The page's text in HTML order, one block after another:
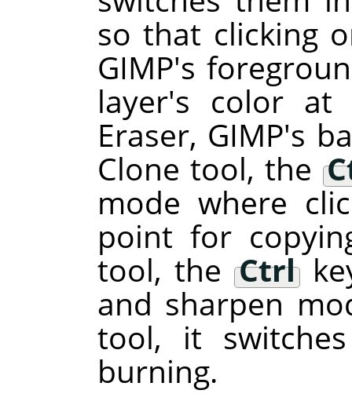
so that clicking
GIMP's
layer's color
Eraser, GIMP's
Clone tool, the
mode where
point for
tool, theCtrl
and sharpen
tool, it
burning.